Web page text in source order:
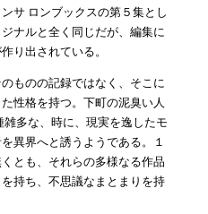
サ ロンブックスの第５集とし
ナルと全く同じだが、編集に
り出されている。
ものの記録ではなく、そこに
性格を持つ。下町の泥臭い人
多な、時に、現実を逸したモ
異界へと誘うようである。１
とも、それらの多様なる作品
持ち、不思議なまとまりを持